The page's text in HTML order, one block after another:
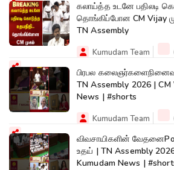
கலாய்த்த உடனே பதிலடி
தொங்கிப்போன CM Vijay
TN Assembly
Kumudam Team
பிரபல
TN Assembly 2026 |
News | #shorts
Kumudam Team
விவசாயிகளின்
உதய் | TN Assembly
Kumudam News |